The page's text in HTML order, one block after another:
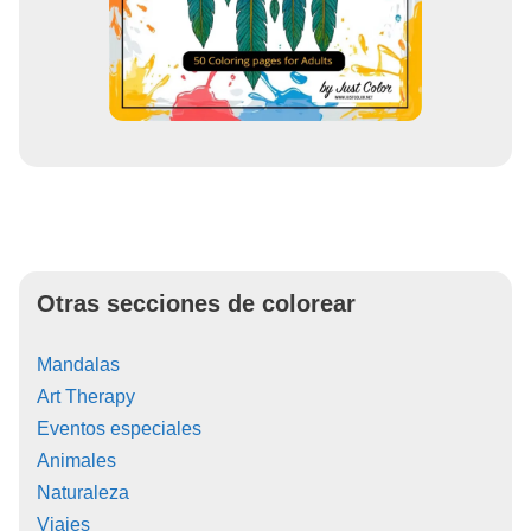
Otras secciones de colorear
Mandalas
Art Therapy
Eventos especiales
Animales
Naturaleza
Viajes